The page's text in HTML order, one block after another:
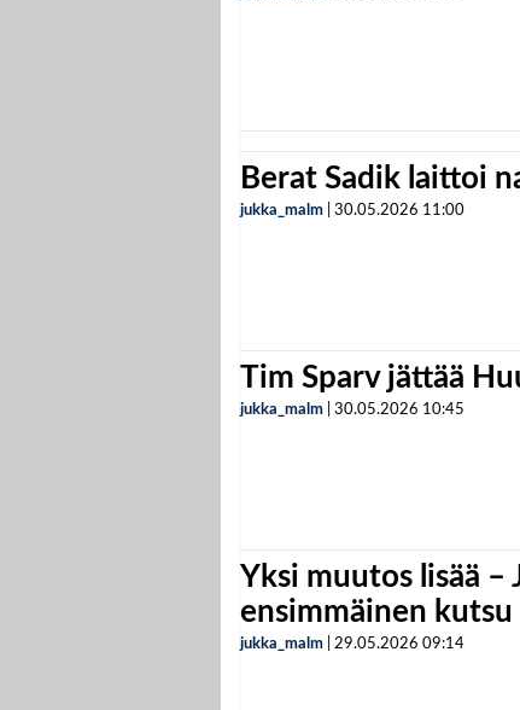
Berat Sadik laittoi
jukka_malm 30.05.2026 11:00
Tim Sparv jättää
jukka_malm 30.05.2026 10:45
Yksi muutos lisää –
ensimmäinen kutsu
jukka_malm 29.05.2026 09:14